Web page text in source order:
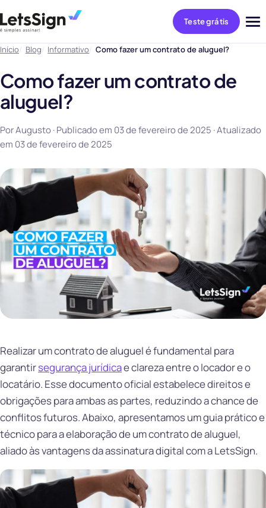
Teste grátis
Início Blog Informativo Como fazer um contrato de aluguel?
Como fazer um contrato de
aluguel?
Por Augusto · Publicado em 03 de fevereiro de 2025 · Atualizado
em 03 de fevereiro de 2025
Realizar um contrato de aluguel é fundamental para
garantirsegurança jurídicae clareza entre o locador e o
locatário. Esse documento oficial estabelece direitos e
obrigações para ambas as partes, reduzindo a chance de
conflitos futuros. Abaixo, apresentamos um guia prático e
técnico para a elaboração de um contrato de aluguel,
aliado às vantagens da assinatura digital com a LetsSign.